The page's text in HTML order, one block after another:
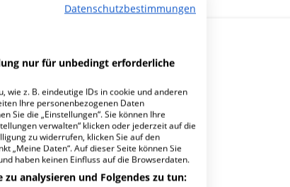
Datenschutzbestimmungen
nur für unbedingt erforderliche
z. B. eindeutige IDs in cookie und anderen
Ihre personenbezogenen Daten
Sie die „Einstellungen“. Sie können Ihre
verwalten“ klicken oder jederzeit auf die
zu widerrufen, klicken Sie auf den
„Meine Daten“. Auf dieser Seite können Sie
haben keinen Einfluss auf die Browserdaten.
analysieren und Folgendes zu tun: